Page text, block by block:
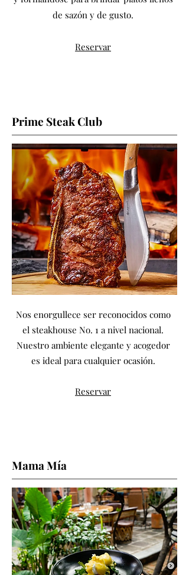
de sazón y de gusto.
Reservar
Prime Steak Club
Nos enorgullece ser reconocidos como
el steakhouse No. 1 a nivel nacional.
Nuestro ambiente elegante y acogedor
es ideal para cualquier ocasión.
Reservar
Mama Mía